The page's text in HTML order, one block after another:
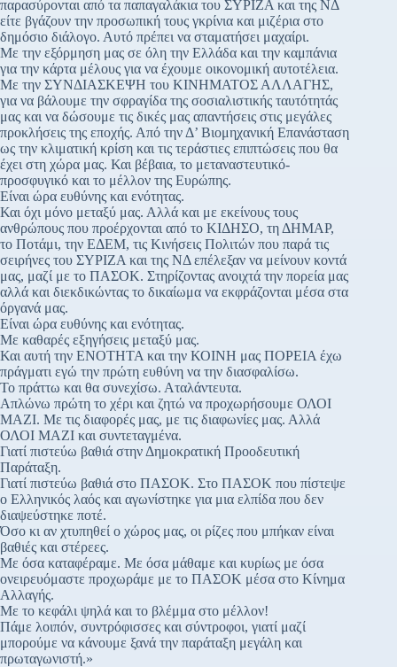
παρασύρονται από τα παπαγαλάκια του ΣΥΡΙΖΑ και της ΝΔ
είτε βγάζουν την προσωπική τους γκρίνια και μιζέρια στο
δημόσιο διάλογο. Αυτό πρέπει να σταματήσει μαχαίρι.
Με την εξόρμηση μας σε όλη την Ελλάδα και την καμπάνια
για την κάρτα μέλους για να έχουμε οικονομική αυτοτέλεια.
Με την ΣΥΝΔΙΑΣΚΕΨΗ του ΚΙΝΗΜΑΤΟΣ ΑΛΛΑΓΗΣ,
για να βάλουμε την σφραγίδα της σοσιαλιστικής ταυτότητάς
μας και να δώσουμε τις δικές μας απαντήσεις στις μεγάλες
προκλήσεις της εποχής. Από την Δ’ Βιομηχανική Επανάσταση
ως την κλιματική κρίση και τις τεράστιες επιπτώσεις που θα
έχει στη χώρα μας. Και βέβαια, το μεταναστευτικό-
προσφυγικό και το μέλλον της Ευρώπης.
Είναι ώρα ευθύνης και ενότητας.
Και όχι μόνο μεταξύ μας. Αλλά και με εκείνους τους
ανθρώπους που προέρχονται από το ΚΙΔΗΣΟ, τη ΔΗΜΑΡ,
το Ποτάμι, την ΕΔΕΜ, τις Κινήσεις Πολιτών που παρά τις
σειρήνες του ΣΥΡΙΖΑ και της ΝΔ επέλεξαν να μείνουν κοντά
μας, μαζί με το ΠΑΣΟΚ. Στηρίζοντας ανοιχτά την πορεία μας
αλλά και διεκδικώντας το δικαίωμα να εκφράζονται μέσα στα
όργανά μας.
Είναι ώρα ευθύνης και ενότητας.
Με καθαρές εξηγήσεις μεταξύ μας.
Και αυτή την ΕΝΟΤΗΤΑ και την ΚΟΙΝΗ μας ΠΟΡΕΙΑ έχω
πράγματι εγώ την πρώτη ευθύνη να την διασφαλίσω.
Το πράττω και θα συνεχίσω. Αταλάντευτα.
Απλώνω πρώτη το χέρι και ζητώ να προχωρήσουμε ΟΛΟΙ
ΜΑΖΙ. Με τις διαφορές μας, με τις διαφωνίες μας. Αλλά
ΟΛΟΙ ΜΑΖΙ και συντεταγμένα.
Γιατί πιστεύω βαθιά στην Δημοκρατική Προοδευτική
Παράταξη.
Γιατί πιστεύω βαθιά στο ΠΑΣΟΚ. Στο ΠΑΣΟΚ που πίστεψε
ο Ελληνικός λαός και αγωνίστηκε για μια ελπίδα που δεν
διαψεύστηκε ποτέ.
Όσο κι αν χτυπηθεί ο χώρος μας, οι ρίζες που μπήκαν είναι
βαθιές και στέρεες.
Με όσα καταφέραμε. Με όσα μάθαμε και κυρίως με όσα
ονειρευόμαστε προχωράμε με το ΠΑΣΟΚ μέσα στο Κίνημα
Αλλαγής.
Με το κεφάλι ψηλά και το βλέμμα στο μέλλον!
Πάμε λοιπόν, συντρόφισσες και σύντροφοι, γιατί μαζί
μπορούμε να κάνουμε ξανά την παράταξη μεγάλη και
πρωταγωνιστή.»